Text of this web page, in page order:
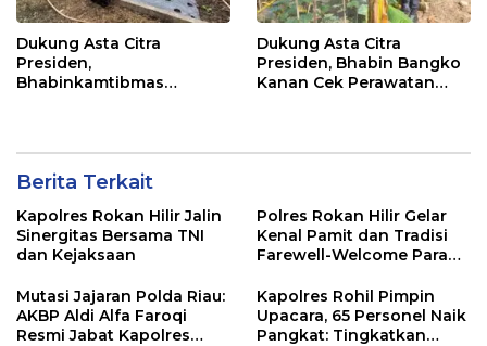
Dukung Asta Citra
Presiden,
Bhabinkamtibmas
Dukung Asta Citra
Presiden, Bhabin Bangko
Kanan Cek Perawatan
Berita Terkait
Kapolres Rokan Hilir Jalin
Sinergitas Bersama TNI
dan Kejaksaan
Polres Rokan Hilir Gelar
Kenal Pamit dan Tradisi
Farewell-Welcome Parade
Faroqi Resmi Menjabat
Mutasi Jajaran Polda Riau:
AKBP Aldi Alfa Faroqi
Resmi Jabat Kapolres
Kapolres Rohil Pimpin
Upacara, 65 Personel Naik
Pangkat: Tingkatkan